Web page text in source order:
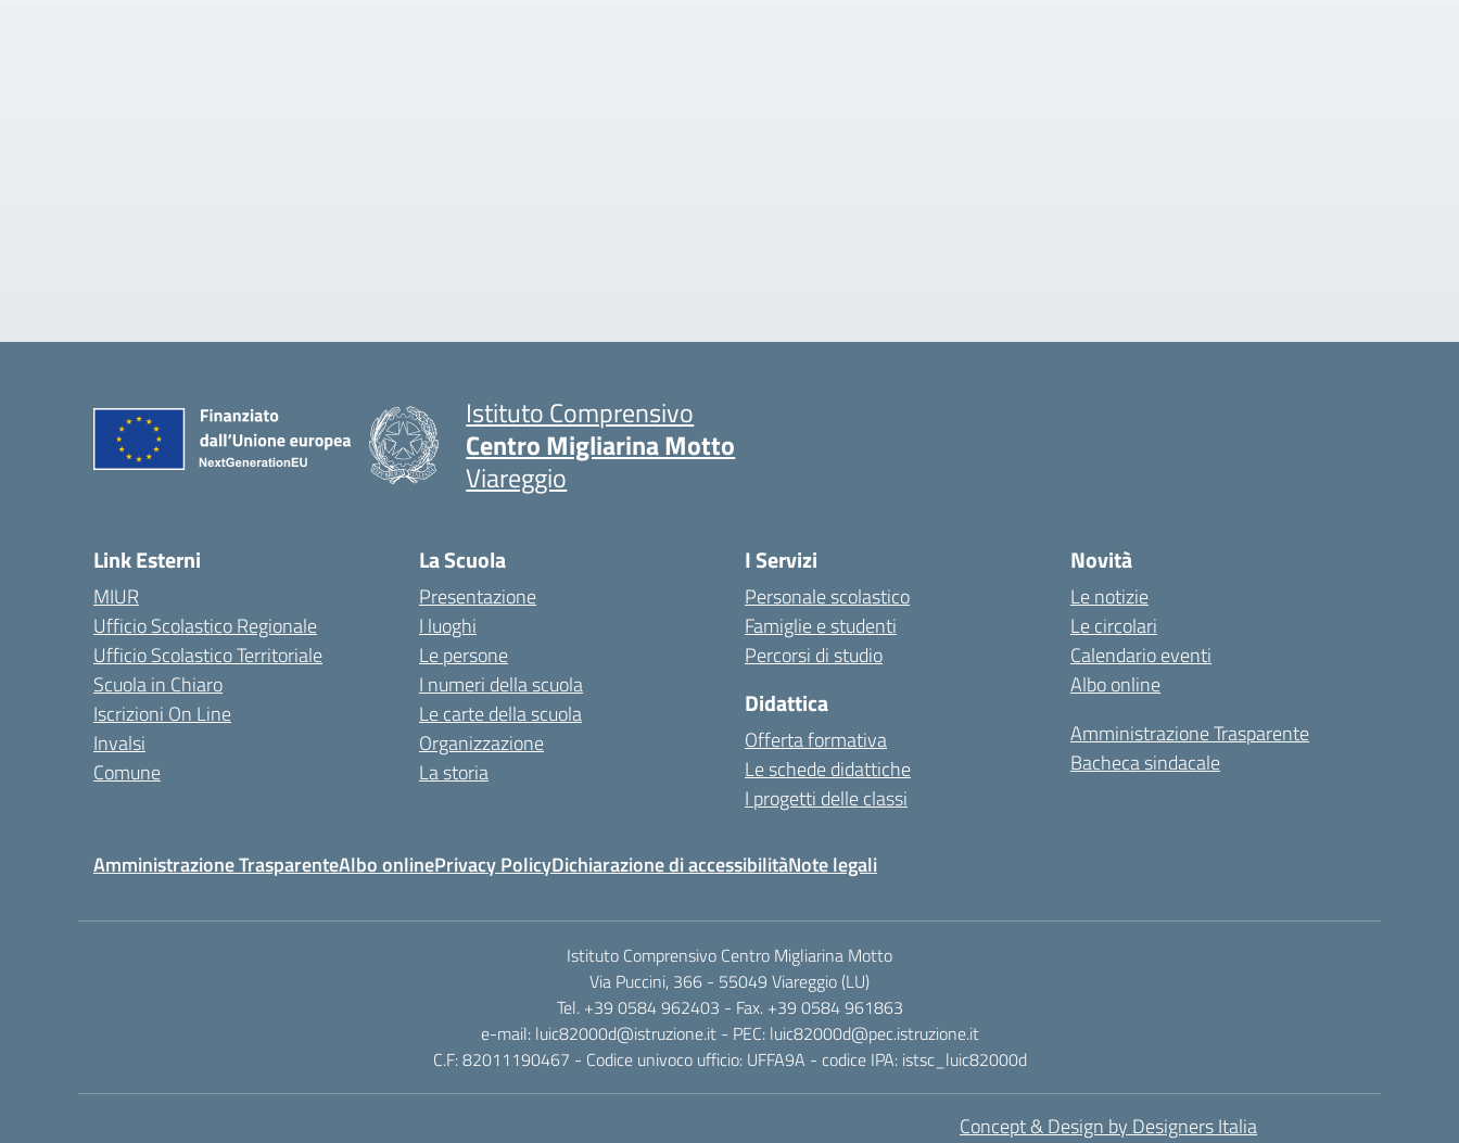
Istituto Comprensivo
Centro Migliarina Motto
Viareggio
Link Esterni
MIUR
Ufficio Scolastico Regionale
Ufficio Scolastico Territoriale
Scuola in Chiaro
Iscrizioni On Line
Invalsi
Comune
La Scuola
Presentazione
I luoghi
Le persone
I numeri della scuola
Le carte della scuola
Organizzazione
La storia
I Servizi
Personale scolastico
Famiglie e studenti
Percorsi di studio
Didattica
Offerta formativa
Le schede didattiche
I progetti delle classi
Novità
Le notizie
Le circolari
Calendario eventi
Albo online
Amministrazione Trasparente
Bacheca sindacale
Amministrazione TrasparenteAlbo onlinePrivacy PolicyDichiarazione di accessibilitàNote legali
Istituto Comprensivo Centro Migliarina Motto
Via Puccini, 366 - 55049 Viareggio (LU)
Tel. +39 0584 962403 - Fax. +39 0584 961863
e-mail: luic82000d@istruzione.it - PEC: luic82000d@pec.istruzione.it
C.F: 82011190467 - Codice univoco ufficio: UFFA9A - codice IPA: istsc_luic82000d
Concept & Design by Designers Italia